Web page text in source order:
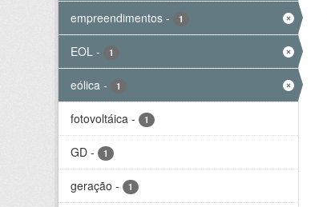
empreendimentos - 1
EOL - 1
eólica - 1
fotovoltáica - 1
GD - 1
geração - 1